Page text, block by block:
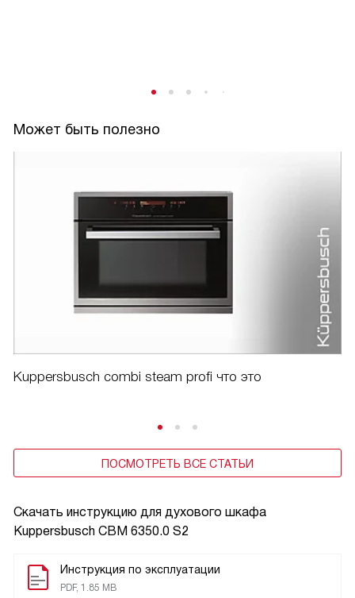
Скачать инструкцию для духового шкафа
Kuppersbusch CBM 6350.0 S2
Инструкция по эксплуатации
PDF, 1.85 MB
Может быть полезно
Kuppersbusch combi steam profi что это
ПОСМОТРЕТЬ ВСЕ СТАТЬИ